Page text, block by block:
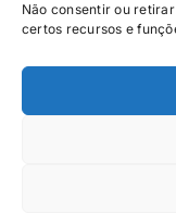
Não consentir ou
certos recursos e
© Jandaia - 2026